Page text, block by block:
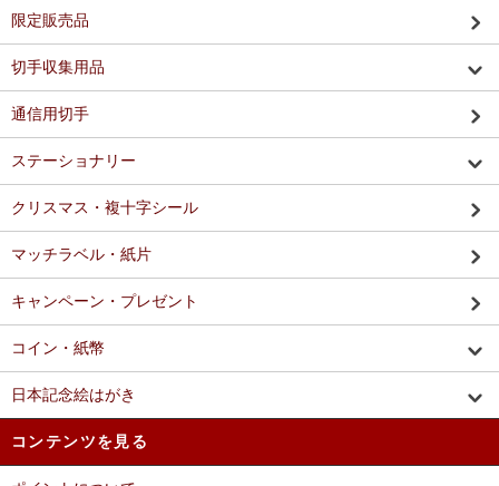
限定販売品
切手収集用品
通信用切手
ステーショナリー
クリスマス・複十字シール
マッチラベル・紙片
キャンペーン・プレゼント
コイン・紙幣
日本記念絵はがき
コンテンツを見る